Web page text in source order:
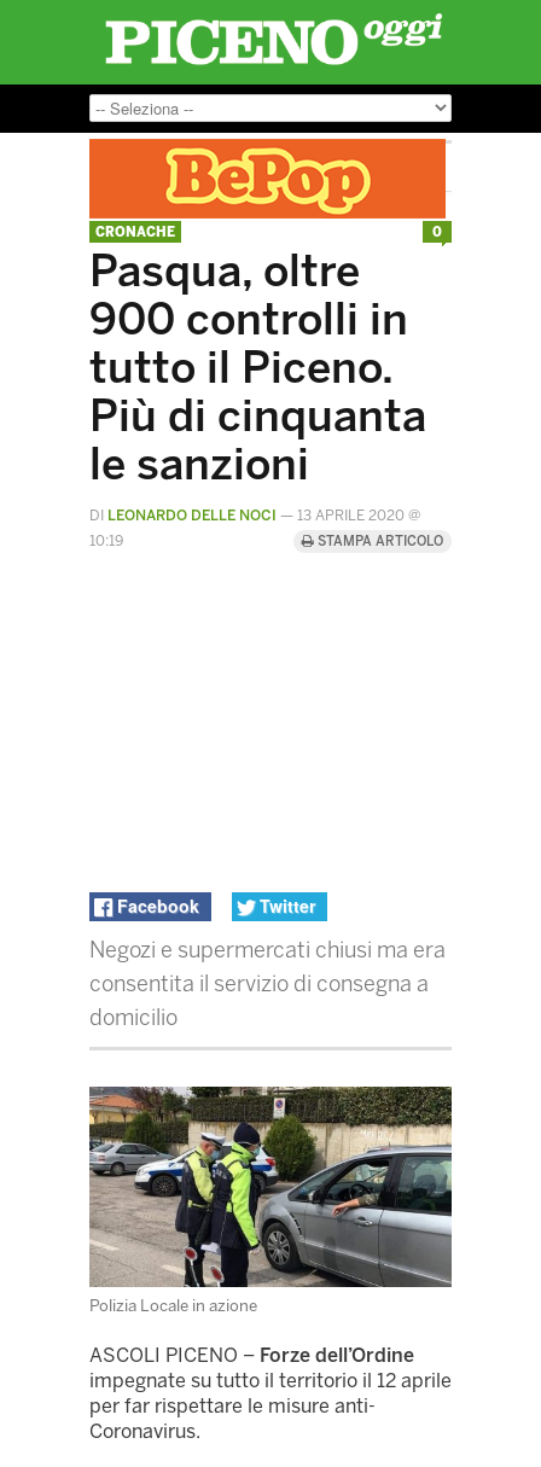
CRONACHE
Pasqua, oltre
900 controlli in
tutto il Piceno.
Più di cinquanta
le sanzioni
DI LEONARDO DELLE NOCI — 13 APRILE 2020 @
10:19
STAMPA ARTICOLO
Facebook Twitter
Negozi e supermercati chiusi ma era
consentita il servizio di consegna a
domicilio
Polizia Locale in azione
ASCOLI PICENO – Forze dell’Ordine
impegnate su tutto il territorio il 12 aprile
per far rispettare le misure anti-
Coronavirus.
0